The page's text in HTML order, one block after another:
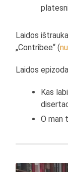
Laidos
„Contribee“ (
Laidos
Kas
O man